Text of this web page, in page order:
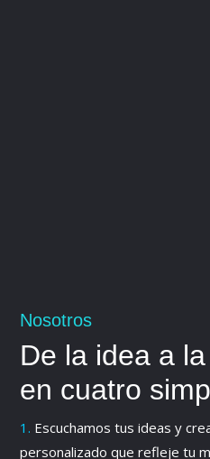
Nosotros
De la idea a
en cuatro
1. Escuchamos tus ideas y
personalizado que refleje tu